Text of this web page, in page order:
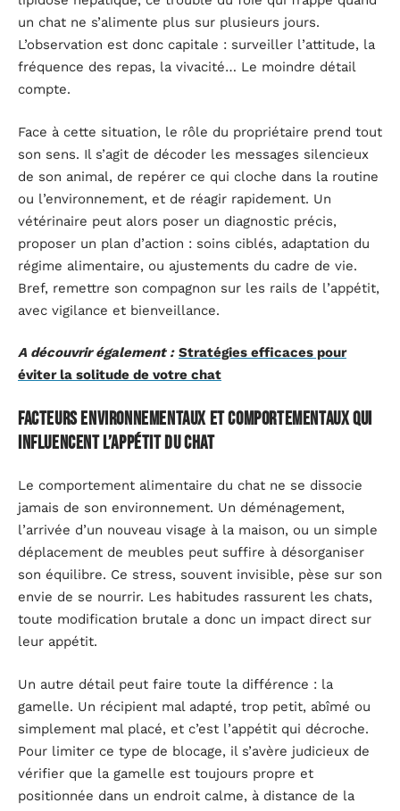
un chat ne s’alimente plus sur plusieurs jours.
L’observation est donc capitale : surveiller l’attitude, la
fréquence des repas, la vivacité… Le moindre détail
compte.
Face à cette situation, le rôle du propriétaire prend tout
son sens. Il s’agit de décoder les messages silencieux
de son animal, de repérer ce qui cloche dans la routine
ou l’environnement, et de réagir rapidement. Un
vétérinaire peut alors poser un diagnostic précis,
proposer un plan d’action : soins ciblés, adaptation du
régime alimentaire, ou ajustements du cadre de vie.
Bref, remettre son compagnon sur les rails de l’appétit,
avec vigilance et bienveillance.
A découvrir également : Stratégies efficaces pour
éviter la solitude de votre chat
Facteurs environnementaux et comportementaux qui
influencent l’appétit du chat
Le comportement alimentaire du chat ne se dissocie
jamais de son environnement. Un déménagement,
l’arrivée d’un nouveau visage à la maison, ou un simple
déplacement de meubles peut suffire à désorganiser
son équilibre. Ce stress, souvent invisible, pèse sur son
envie de se nourrir. Les habitudes rassurent les chats,
toute modification brutale a donc un impact direct sur
leur appétit.
Un autre détail peut faire toute la différence : la
gamelle. Un récipient mal adapté, trop petit, abîmé ou
simplement mal placé, et c’est l’appétit qui décroche.
Pour limiter ce type de blocage, il s’avère judicieux de
vérifier que la gamelle est toujours propre et
positionnée dans un endroit calme, à distance de la